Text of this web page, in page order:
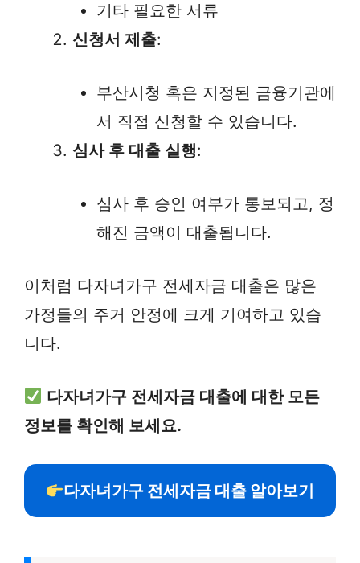
기타 필요한 서류
신청서 제출:
부산시청 혹은 지정된 금융기관에
서 직접 신청할 수 있습니다.
심사 후 대출 실행:
심사 후 승인 여부가 통보되고, 정
해진 금액이 대출됩니다.
이처럼 다자녀가구 전세자금 대출은 많은
가정들의 주거 안정에 크게 기여하고 있습
니다.
다자녀가구 전세자금 대출에 대한 모든
정보를 확인해 보세요.
다자녀가구 전세자금 대출 알아보기